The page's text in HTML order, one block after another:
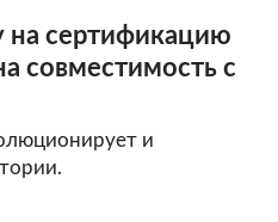
на сертификацию
совместимость с
и